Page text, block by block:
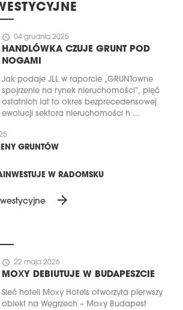
schedule 04 grudnia 2025
HANDLÓWKA CZUJE GRUNT POD
NOGAMI
Jak podaje JLL w raporcie „GRUNTowne
spojrzenie na rynek nieruchomości”, pięć
ostatnich lat to okres bezprecedensowej
ewolucji sektora nieruchomości h ...
GRUNTÓW
W RADOMSKU
arrow_forward
schedule 22 maja 2026
MOXY DEBIUTUJE W BUDAPESZCIE
Sieć hoteli Moxy Hotels otworzyła pierwszy
obiekt na Węgrzech – Moxy Budapest